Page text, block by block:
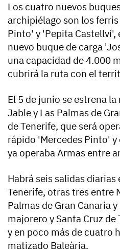
Los cuatro nuevos
archipiélago son los
Pinto' y 'Pepita Castellví',
nuevo buque de carga
una capacidad de 4.000
cubrirá la ruta con el
El 5 de junio se estrena
Jable y Las Palmas de
de Tenerife, que será
rápido 'Mercedes Pinto'
ya operaba Armas entre
Habrá seis salidas diarias
Tenerife, otras tres entre
Palmas de Gran Canaria
majorero y Santa Cruz
y en poco más de cuatro
matizado Baleària.